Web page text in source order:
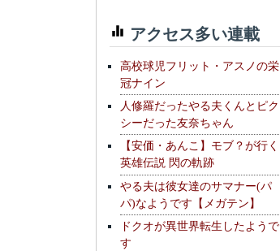
アクセス多い連載
高校球児フリット・アスノの栄
冠ナイン
人修羅だったやる夫くんとピク
シーだった友奈ちゃん
【安価・あんこ】モブ？が行く
英雄伝説 閃の軌跡
やる夫は彼女達のサマナー(パ
パ)なようです【メガテン】
ドクオが異世界転生したようで
す